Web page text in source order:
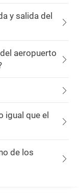
y salida del
aeropuerto
igual que el
de los